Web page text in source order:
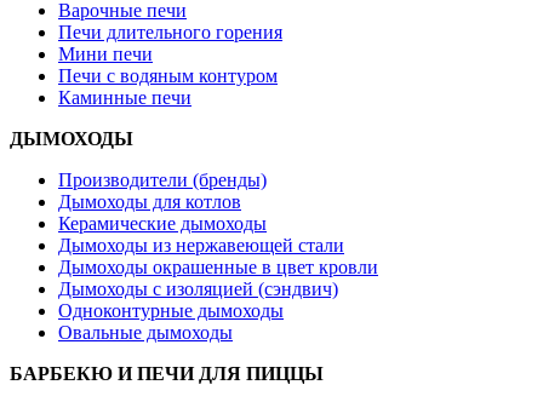
Варочные печи
Печи длительного горения
Мини печи
Печи с водяным контуром
Каминные печи
ДЫМОХОДЫ
Производители (бренды)
Дымоходы для котлов
Керамические дымоходы
Дымоходы из нержавеющей стали
Дымоходы окрашенные в цвет кровли
Дымоходы с изоляцией (сэндвич)
Одноконтурные дымоходы
Овальные дымоходы
БАРБЕКЮ И ПЕЧИ ДЛЯ ПИЦЦЫ